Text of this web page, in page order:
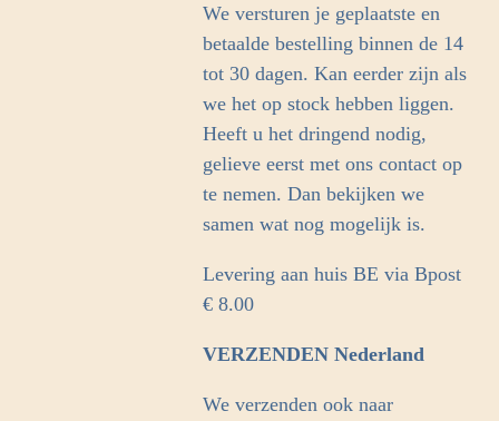
m
We versturen je geplaatste en
betaalde bestelling binnen de 14
tot 30 dagen. Kan eerder zijn als
we het op stock hebben liggen.
Heeft u het dringend nodig,
gelieve eerst met ons contact op
te nemen. Dan bekijken we
samen wat nog mogelijk is.
Levering aan huis BE via Bpost
€ 8.00
VERZENDEN Nederland
We verzenden ook naar